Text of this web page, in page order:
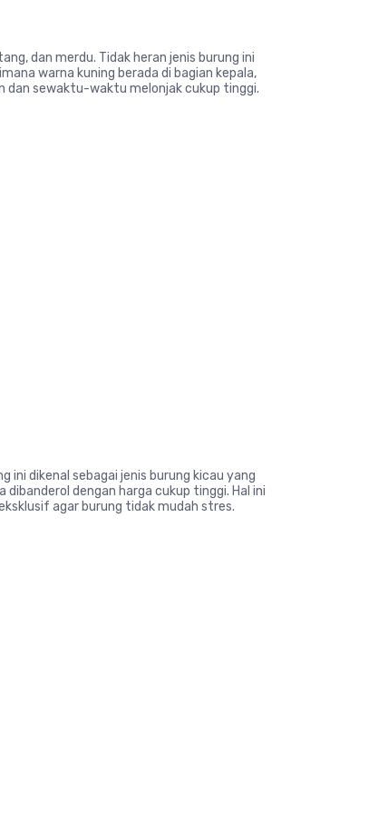
dan merdu. Tidak heran jenis burung ini
warna kuning berada di bagian kepala,
dan sewaktu-waktu melonjak cukup tinggi.
ini dikenal sebagai jenis burung kicau yang
dengan harga cukup tinggi. Hal ini
agar burung tidak mudah stres.